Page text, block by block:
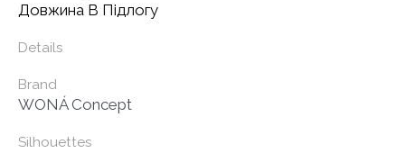
Довжина В Підлогу
Details
Brand
WONÁ Concept
Silhouettes